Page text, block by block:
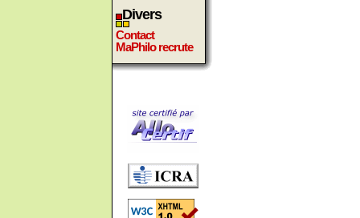
Divers
Contact
MaPhilo recrute